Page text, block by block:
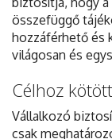
összefüggő
hozzáférhető és
világosan és
Célhoz
Vállalkozó
csak